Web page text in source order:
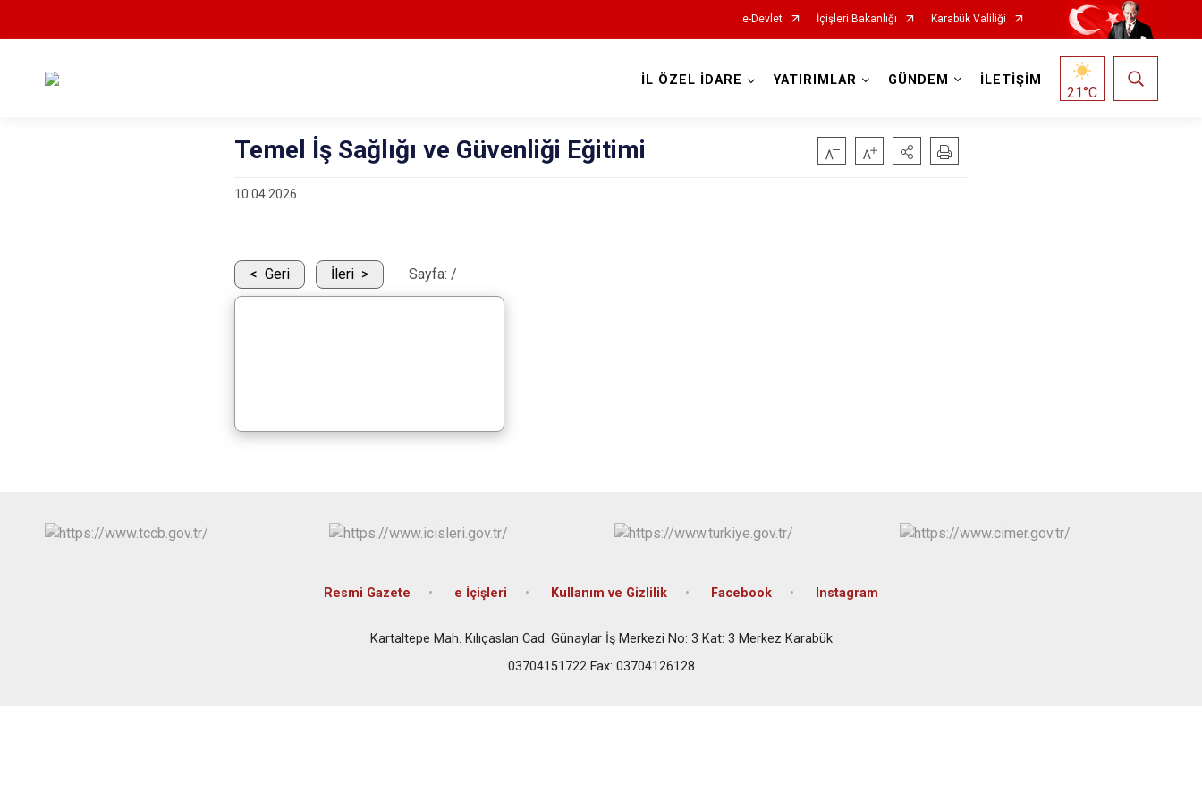
e-Devlet İçişleri Bakanlığı Karabük Valiliği
İL ÖZEL İDARE YATIRIMLAR GÜNDEM İLETİŞİM
21°C
Temel İş Sağlığı ve Güvenliği Eğitimi
10.04.2026
Geri İleri Sayfa: /
Resmi Gazete e İçişleri Kullanım ve Gizlilik Facebook Instagram
Kartaltepe Mah. Kılıçaslan Cad. Günaylar İş Merkezi No: 3 Kat: 3 Merkez Karabük
03704151722 Fax: 03704126128